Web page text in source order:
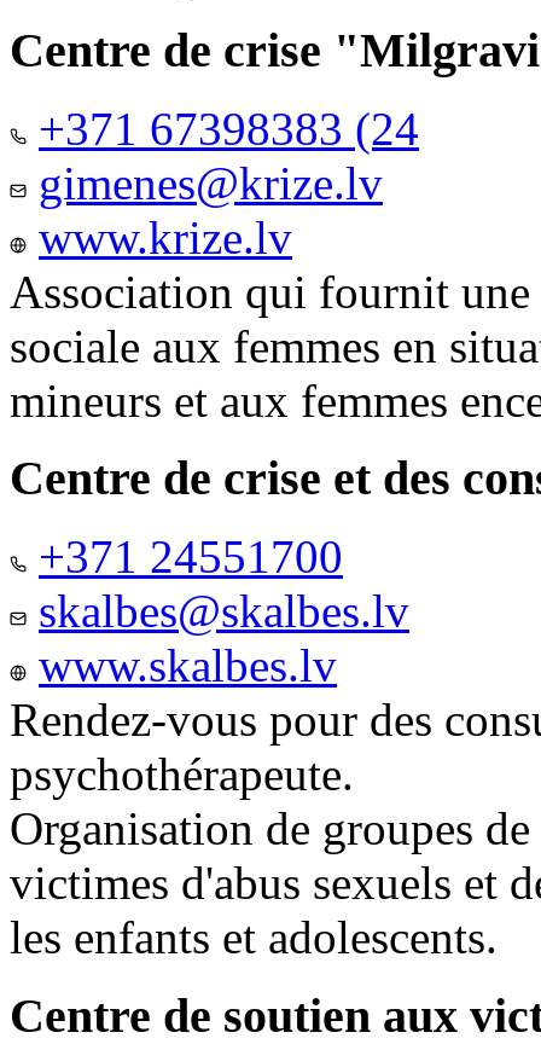
Centre de crise
+371 67398383 (24
gimenes@krize.lv
www.krize.lv
Association qui fournit une
sociale aux femmes en
mineurs et aux femmes
Centre de crise et des
+371 24551700
skalbes@skalbes.lv
www.skalbes.lv
Rendez-vous pour des
psychothérapeute.
Organisation de groupes
victimes d'abus sexuels et
les enfants et adolescents.
Centre de soutien aux